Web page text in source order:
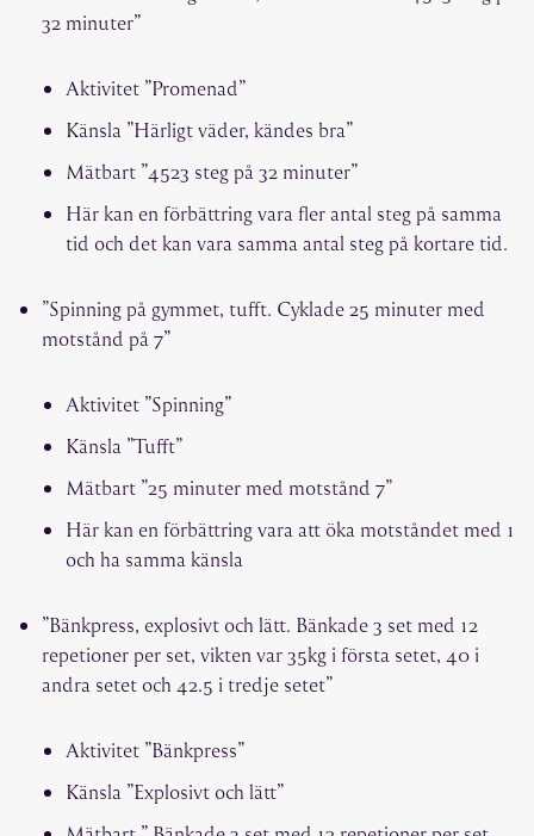
32 minuter”
Aktivitet ”Promenad”
Känsla ”Härligt väder, kändes bra”
Mätbart ”4523 steg på 32 minuter”
Här kan en förbättring vara fler antal steg på samma
tid och det kan vara samma antal steg på kortare tid.
”Spinning på gymmet, tufft. Cyklade 25 minuter med
motstånd på 7”
Aktivitet ”Spinning”
Känsla ”Tufft”
Mätbart ”25 minuter med motstånd 7”
Här kan en förbättring vara att öka motståndet med 1
och ha samma känsla
”Bänkpress, explosivt och lätt. Bänkade 3 set med 12
repetioner per set, vikten var 35kg i första setet, 40 i
andra setet och 42.5 i tredje setet”
Aktivitet ”Bänkpress”
Känsla ”Explosivt och lätt”